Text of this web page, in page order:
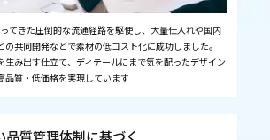
てきた圧倒的な流通経路を駆使し、大量仕入れや国内
共同開発などで素材の低コスト化に成功しました。
生み出す仕立て、ディテールにまで気を配ったデザイン
品質・低価格を実現しています
品質管理体制に基づく